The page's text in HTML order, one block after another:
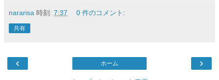
nararisa 時刻: 7:37 0 件のコメント:
共有
‹ ›
ホーム